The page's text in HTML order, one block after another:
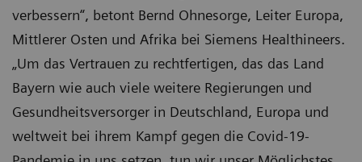
verbessern“, betont Bernd Ohnesorge, Leiter Europa,
Mittlerer Osten und Afrika bei Siemens Healthineers.
„Um das Vertrauen zu rechtfertigen, das das Land
Bayern wie auch viele weitere Regierungen und
Gesundheitsversorger in Deutschland, Europa und
weltweit bei ihrem Kampf gegen die Covid-19-